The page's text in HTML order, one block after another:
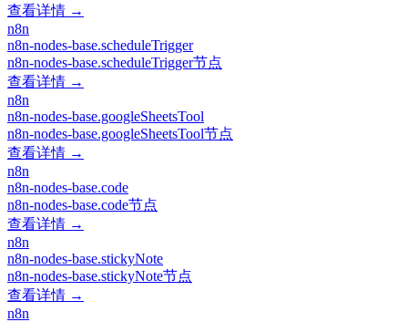
查看详情 →
n8n
n8n-nodes-base.scheduleTrigger
n8n-nodes-base.scheduleTrigger节点
查看详情 →
n8n
n8n-nodes-base.googleSheetsTool
n8n-nodes-base.googleSheetsTool节点
查看详情 →
n8n
n8n-nodes-base.code
n8n-nodes-base.code节点
查看详情 →
n8n
n8n-nodes-base.stickyNote
n8n-nodes-base.stickyNote节点
查看详情 →
n8n